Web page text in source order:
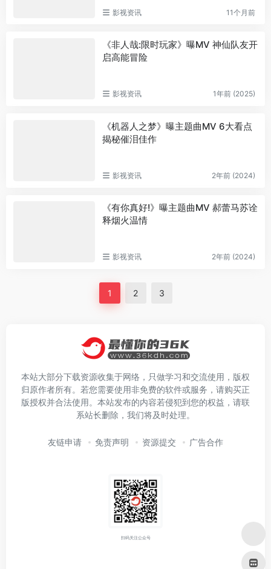
影视资讯 11个月前
《非人哉:限时玩家》曝MV 神仙队友开
启高能冒险
影视资讯 1年前 (2025)
《机器人之梦》曝主题曲MV 6大看点
揭秘催泪佳作
影视资讯 2年前 (2024)
《有你真好!》曝主题曲MV 郝蕾马苏诠
释烟火温情
影视资讯 2年前 (2024)
1 2 3
本站大部分下载资源收集于网络，只做学习和交流使用，版权
归原作者所有。若您需要使用非免费的软件或服务，请购买正
版授权并合法使用。本站发布的内容若侵犯到您的权益，请联
系站长删除，我们将及时处理。
友链申请 免责声明 资源提交 广告合作
扫码关注公众号